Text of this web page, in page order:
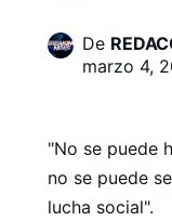
De
marzo 4,
"No se puede
no se puede
lucha social".